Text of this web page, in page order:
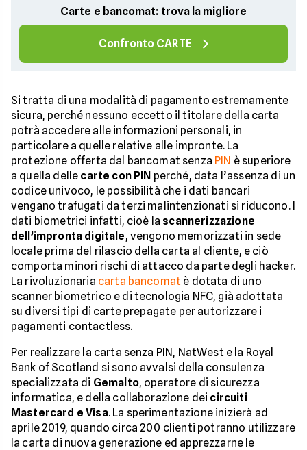
Carte e bancomat: trova la migliore
Confronto CARTE
Si tratta di una modalità di pagamento estremamente
sicura, perché nessuno eccetto il titolare della carta
potrà accedere alle informazioni personali, in
particolare a quelle relative alle impronte. La
protezione offerta dal bancomat senza PIN è superiore
a quella delle carte con PIN perché, data l’assenza di un
codice univoco, le possibilità che i dati bancari
vengano trafugati da terzi malintenzionati si riducono. I
dati biometrici infatti, cioè la scannerizzazione
dell’impronta digitale, vengono memorizzati in sede
locale prima del rilascio della carta al cliente, e ciò
comporta minori rischi di attacco da parte degli hacker.
La rivoluzionaria carta bancomat è dotata di uno
scanner biometrico e di tecnologia NFC, già adottata
su diversi tipi di carte prepagate per autorizzare i
pagamenti contactless.
Per realizzare la carta senza PIN, NatWest e la Royal
Bank of Scotland si sono avvalsi della consulenza
specializzata di Gemalto, operatore di sicurezza
informatica, e della collaborazione dei circuiti
Mastercard e Visa. La sperimentazione inizierà ad
aprile 2019, quando circa 200 clienti potranno utilizzare
la carta di nuova generazione ed apprezzarne le